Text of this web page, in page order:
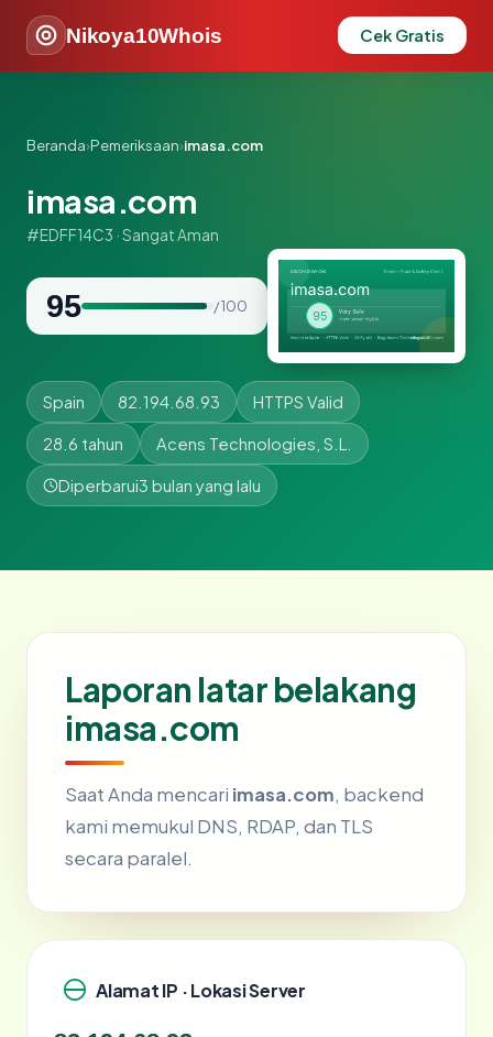
Nikoya10Whois Cek Gratis
Beranda›Pemeriksaan›imasa.com
imasa.com
#EDFF14C3 · Sangat Aman
95 / 100
Spain 82.194.68.93 HTTPS Valid
28.6 tahun Acens Technologies, S.L.
Diperbarui3 bulan yang lalu
Laporan latar belakang
imasa.com
Saat Anda mencari imasa.com, backend
kami memukul DNS, RDAP, dan TLS
secara paralel.
Alamat IP · Lokasi Server